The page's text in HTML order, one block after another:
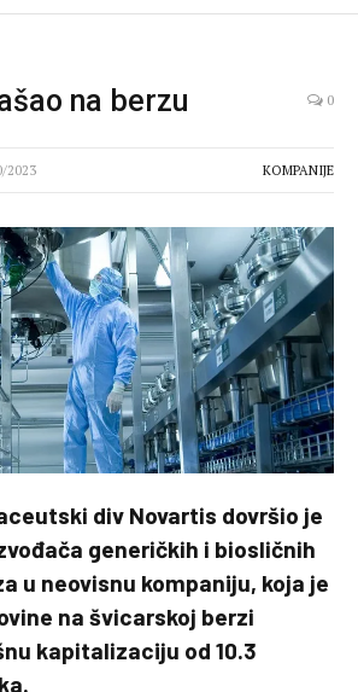
na berzu 0
2023 KOMPANIJE
div Novartis dovršio je
generičkih i biosličnih
u neovisnu kompaniju, koja je
na švicarskoj berzi
kapitalizaciju od 10.3